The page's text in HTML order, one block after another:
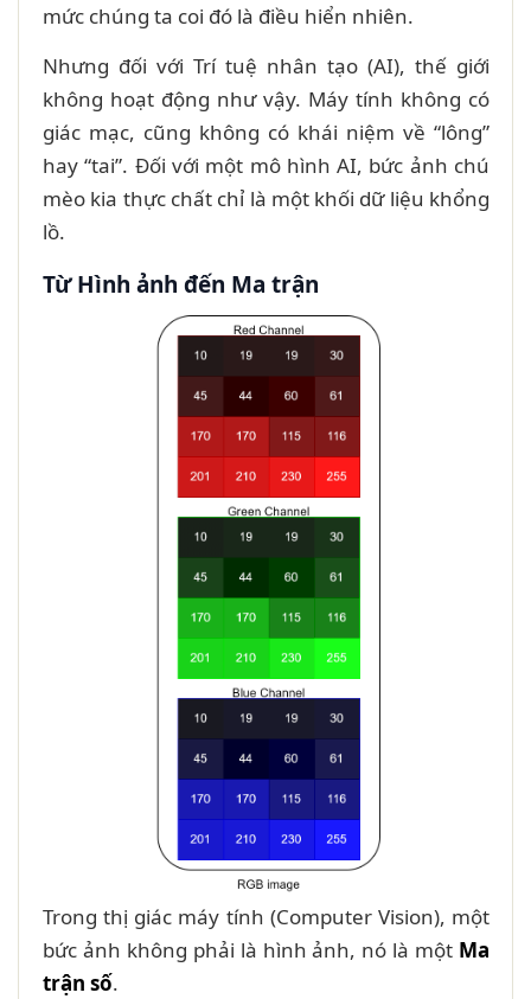
mức chúng ta coi đó là điều hiển nhiên.
Nhưng đối với Trí tuệ nhân tạo (AI), thế giới
không hoạt động như vậy. Máy tính không có
giác mạc, cũng không có khái niệm về “lông”
hay “tai”. Đối với một mô hình AI, bức ảnh chú
mèo kia thực chất chỉ là một khối dữ liệu khổng
lồ.
Từ Hình ảnh đến Ma trận
Trong thị giác máy tính (Computer Vision), một
bức ảnh không phải là hình ảnh, nó là một Ma
trận số.